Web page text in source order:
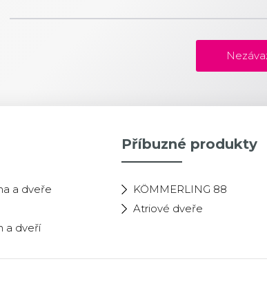
a dveře
a dveří
Příbuzné produkty
KÖMMERLING 88
Atriové dveře